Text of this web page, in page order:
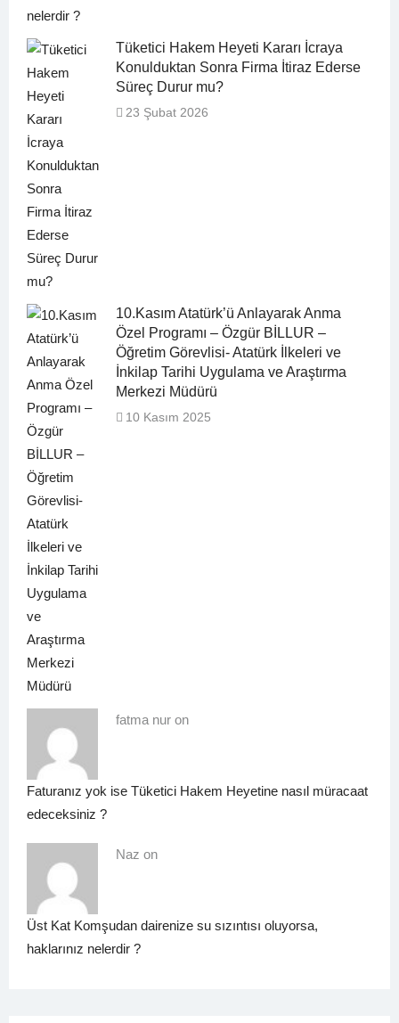
Tüketici Hakem Heyeti Kararı İcraya
Konulduktan Sonra Firma İtiraz Ederse
Süreç Durur mu?
23 Şubat 2026
10.Kasım Atatürk’ü Anlayarak Anma
Özel Programı – Özgür BİLLUR –
Öğretim Görevlisi- Atatürk İlkeleri ve
İnkilap Tarihi Uygulama ve Araştırma
Merkezi Müdürü
10 Kasım 2025
fatma nur on
Faturanız yok ise Tüketici Hakem Heyetine nasıl müracaat
edeceksiniz ?
Naz on
Üst Kat Komşudan dairenize su sızıntısı oluyorsa,
haklarınız nelerdir ?